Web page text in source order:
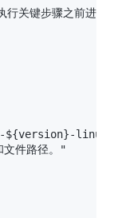
行关键步骤之前进行
件路径。"